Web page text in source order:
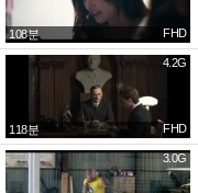
108분 FHD
4.2G
118분 FHD
3.0G